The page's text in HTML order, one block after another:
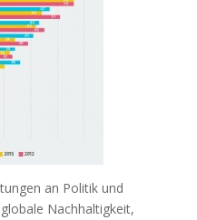
an Politik und
Nachhaltigkeit,